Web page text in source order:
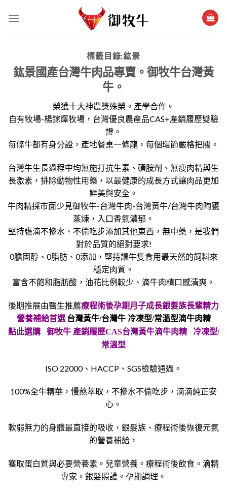
標籤目錄:鈜景
鈜景國產台灣牛肉品專賣。御牧牛台灣黃
牛。
榮獲十大神農獎殊榮。產學合作。
自有牧場-楊鎵燡牧場，台灣優良農產品CAS+產銷履歷雙驗
證。
每條牛都有身分證，產地餐桌一條龍，每個環節嚴格把關。
台灣牛生長過程中均無施打抗生素、磺胺劑、無瘦肉精與生
長激素，排除動物性用藥，以最健康的成長方式讓肉品更加
鮮美與安全。
牛肉精採市面少見御牧牛-台灣牛肉-台灣黃牛/台灣牛肉陶甕
蒸煉，入口香氣濃郁。
堅持甕滴不摻水、不偷吃步添加其他東西，無中藥，是我們
對於品質的絕對要求!
0膽固醇、0脂肪、0添加，堅持讓牛隻食用最天然的飼料來
穩定肉質。
富含不飽和脂肪酸，油花比例較少、滴牛肉精口感清爽。
後期推展由醫生推薦療程術後孕期月子成長銀髮族長輩精力
營養補給首選 台灣黃牛/台灣牛 冷凍型/常溫型滴牛肉精
點此選購 御牧牛 產銷履歷CAS台灣黃牛滴牛肉精 冷凍型/
常溫型
ISO 22000、HACCP、SGS檢驗通過。
100%全牛精華，慢熬萃取，不摻水不偷吃步，滴滴純正安
心。
軟弱無力的身體最直接的吸收，銀髮族、療程術後恢復元氣
的營養補給，
獲取蛋白質與必要營養素。兒童營養。療程術後飲食。滴精
專家。銀髮照護。孕期調理。